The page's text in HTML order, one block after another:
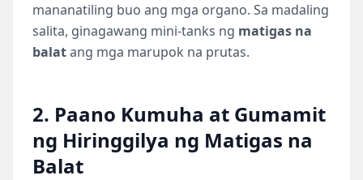
mananatiling buo ang mga organo. Sa madaling
salita, ginagawang mini-tanks ng matigas na
balatang mga marupok na prutas.
2. Paano Kumuha at Gumamit
ng Hiringgilya ng Matigas na
Balat